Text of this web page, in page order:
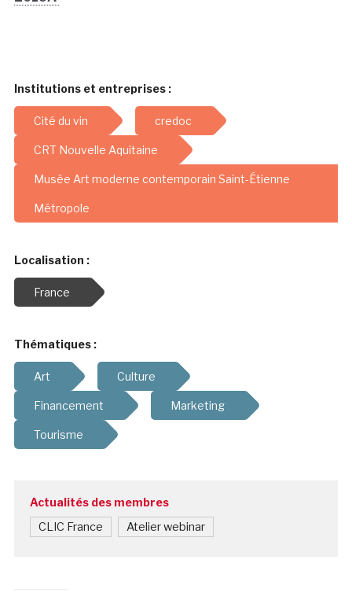
Institutions et entreprises :
Cité du vin credoc
CRT Nouvelle Aquitaine
Musée Art moderne contemporain Saint-Étienne
Métropole
Localisation :
France
Thématiques :
Art Culture
Financement Marketing
Tourisme
Actualités des membres
CLIC France Atelier webinar